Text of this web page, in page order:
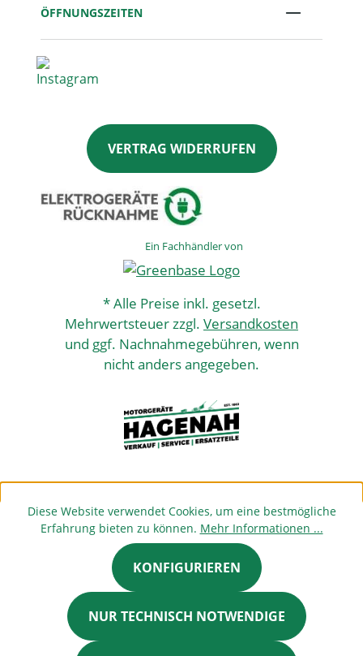
ÖFFNUNGSZEITEN
VERTRAG WIDERRUFEN
Ein Fachhändler von
* Alle Preise inkl. gesetzl.
Mehrwertsteuer zzgl. Versandkosten
und ggf. Nachnahmegebühren, wenn
nicht anders angegeben.
Diese Website verwendet Cookies, um eine bestmögliche
Erfahrung bieten zu können. Mehr Informationen ...
NUR TECHNISCH NOTWENDIGE
KONFIGURIEREN